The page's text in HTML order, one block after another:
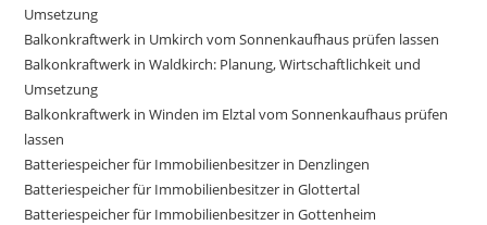
Umsetzung
Balkonkraftwerk in Umkirch vom Sonnenkaufhaus prüfen lassen
Balkonkraftwerk in Waldkirch: Planung, Wirtschaftlichkeit und
Umsetzung
Balkonkraftwerk in Winden im Elztal vom Sonnenkaufhaus prüfen
lassen
Batteriespeicher für Immobilienbesitzer in Denzlingen
Batteriespeicher für Immobilienbesitzer in Glottertal
Batteriespeicher für Immobilienbesitzer in Gottenheim